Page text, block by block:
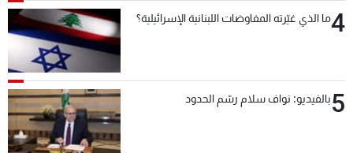
4ما الذي غيّرته المفاوضات اللبنانية الإسرائيلية؟
5بالفيديو: نواف سلام رسّم الحدود